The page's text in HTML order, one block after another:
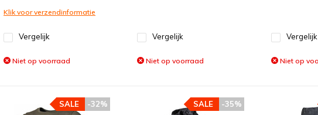
Klik voor verzendinformatie
Vergelijk
Niet op voorraad
Vergelijk
Niet op voorraad
Vergelijk
Niet op
-32%
SALE -35%
SALE